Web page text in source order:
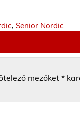
,Senior Nordic
mezőket*